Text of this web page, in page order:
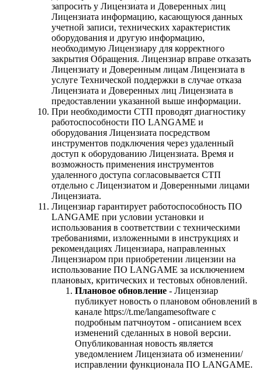
запросить у Лицензиата и Доверенных лиц
Лицензиата информацию, касающуюся данных
учетной записи, технических характеристик
оборудования и другую информацию,
необходимую Лицензиару для корректного
закрытия Обращения. Лицензиар вправе отказать
Лицензиату и Доверенным лицам Лицензиата в
услуге Технической поддержки в случае отказа
Лицензиата и Доверенных лиц Лицензиата в
предоставлении указанной выше информации.
При необходимости СТП проводят диагностику
работоспособности ПО LANGAME и
оборудования Лицензиата посредством
инструментов подключения через удаленный
доступ к оборудованию Лицензиата. Время и
возможность применения инструментов
удаленного доступа согласовывается СТП
отдельно с Лицензиатом и Доверенными лицами
Лицензиата.
Лицензиар гарантирует работоспособность ПО
LANGAME при условии установки и
использования в соответствии с техническими
требованиями, изложенными в инструкциях и
рекомендациях Лицензиара, направленных
Лицензиаром при приобретении лицензии на
использование ПО LANGAME за исключением
плановых, критических и тестовых обновлений.
Плановое обновление - Лицензиар
публикует новость о плановом обновлений в
канале https://t.me/langamesoftware с
подробным патчноутом - описанием всех
изменений сделанных в новой версии.
Опубликованная новость является
уведомлением Лицензиата об изменении/
исправлении функционала ПО LANGAME.